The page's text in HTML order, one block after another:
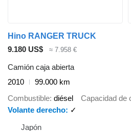
Hino RANGER TRUCK
9.180 US$
≈ 7.958 €
Camión caja abierta
2010
99.000 km
Combustible diésel Capacidad de
Volante derecho
✓
Japón